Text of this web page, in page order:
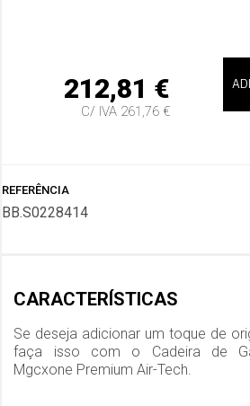
212,81 €
C/ IVA 261,76 €
REFERÊNCIA
BB.S0228414
CARACTERÍSTICAS
Se deseja adicionar um toque de
faça isso com o Cadeira de
Mgcxone Premium Air-Tech.